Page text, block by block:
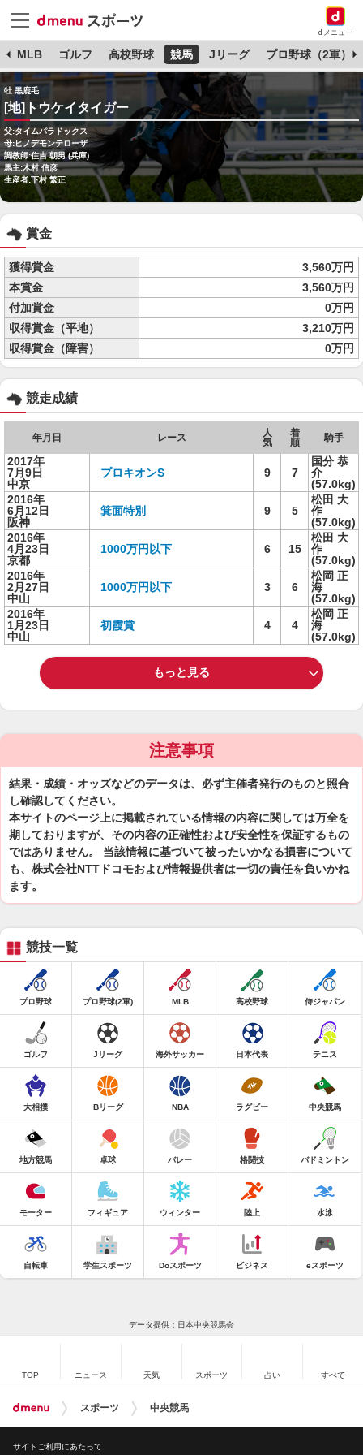
dメニュー
MLB ゴルフ 高校野球 競馬 Jリーグ プロ野球（2軍）
牡 黒鹿毛
[地]トウケイタイガー
父:タイムパラドックス
母:ヒノデモンテローザ
調教師:住吉 朝男 (兵庫)
馬主:木村 信彦
生産者:下村 繁正
賞金
獲得賞金
3,560万円
本賞金
3,560万円
付加賞金
0万円
収得賞金（平地）
3,210万円
収得賞金（障害）
0万円
競走成績
年月日 レース
人
気
着
順
騎手
2017年
7月9日
中京
プロキオンS 9 7
国分 恭
介
(57.0kg)
2016年
6月12日
阪神
箕面特別 9 5
松田 大
作
(57.0kg)
2016年
4月23日
京都
1000万円以下 6 15
松田 大
作
(57.0kg)
2016年
2月27日
中山
1000万円以下 3 6
松岡 正
海
(57.0kg)
2016年
1月23日
中山
初霞賞 4 4
松岡 正
海
(57.0kg)
もっと見る
注意事項
結果・成績・オッズなどのデータは、必ず主催者発行のものと照合
し確認してください。
本サイトのページ上に掲載されている情報の内容に関しては万全を
期しておりますが、その内容の正確性および安全性を保証するもの
ではありません。 当該情報に基づいて被ったいかなる損害について
も、株式会社NTTドコモおよび情報提供者は一切の責任を負いかね
ます。
競技一覧
プロ野球 プロ野球(2軍) MLB 高校野球 侍ジャパン
ゴルフ Jリーグ 海外サッカー 日本代表 テニス
大相撲 Bリーグ NBA ラグビー 中央競馬
地方競馬 卓球 バレー 格闘技 バドミントン
モーター フィギュア ウィンター 陸上 水泳
自転車 学生スポーツ Doスポーツ ビジネス eスポーツ
データ提供：日本中央競馬会
TOP ニュース 天気 スポーツ 占い すべて
スポーツ 中央競馬
サイトご利用にあたって